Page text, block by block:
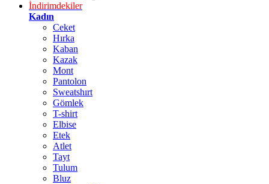
İndirimdekiler
Kadın
Ceket
Hırka
Kaban
Kazak
Mont
Pantolon
Sweatshırt
Gömlek
T-shirt
Elbise
Etek
Atlet
Tayt
Tulum
Bluz